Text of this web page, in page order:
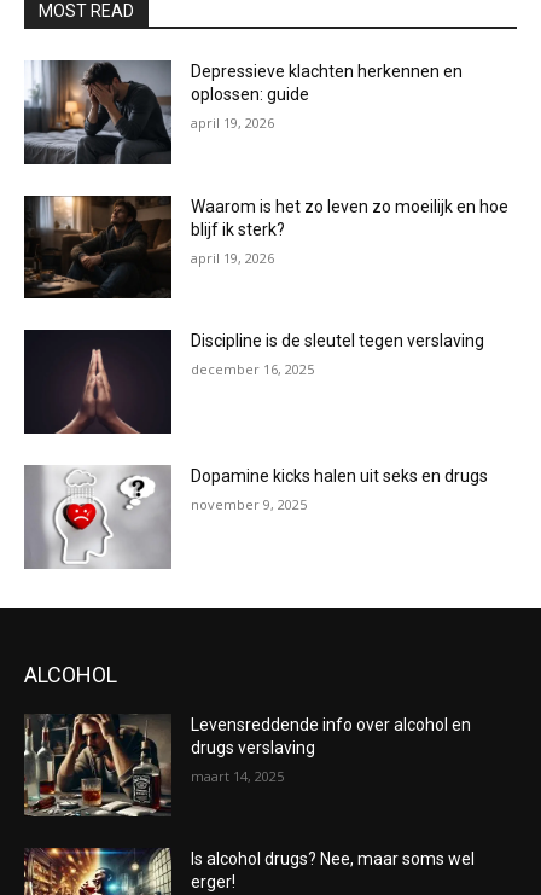
MOST READ
Depressieve klachten herkennen en
oplossen: guide
april 19, 2026
Waarom is het zo leven zo moeilijk en hoe
blijf ik sterk?
april 19, 2026
Discipline is de sleutel tegen verslaving
december 16, 2025
Dopamine kicks halen uit seks en drugs
november 9, 2025
ALCOHOL
Levensreddende info over alcohol en
drugs verslaving
maart 14, 2025
Is alcohol drugs? Nee, maar soms wel
erger!